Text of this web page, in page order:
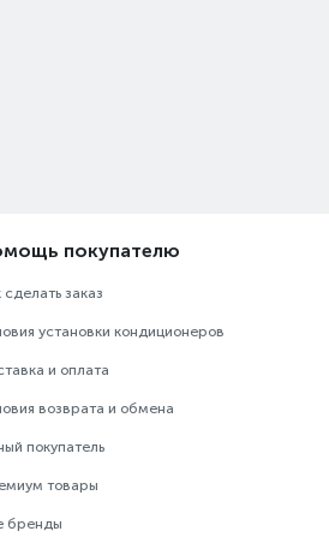
покупателю
сделать заказ
установки кондиционеров
и оплата
возврата и обмена
покупатель
товары
бренды